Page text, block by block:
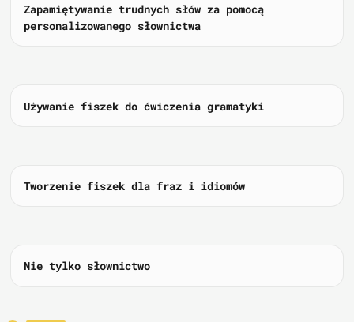
Zapamiętywanie trudnych słów za pomocą
personalizowanego słownictwa
Używanie fiszek do ćwiczenia gramatyki
Tworzenie fiszek dla fraz i idiomów
Nie tylko słownictwo